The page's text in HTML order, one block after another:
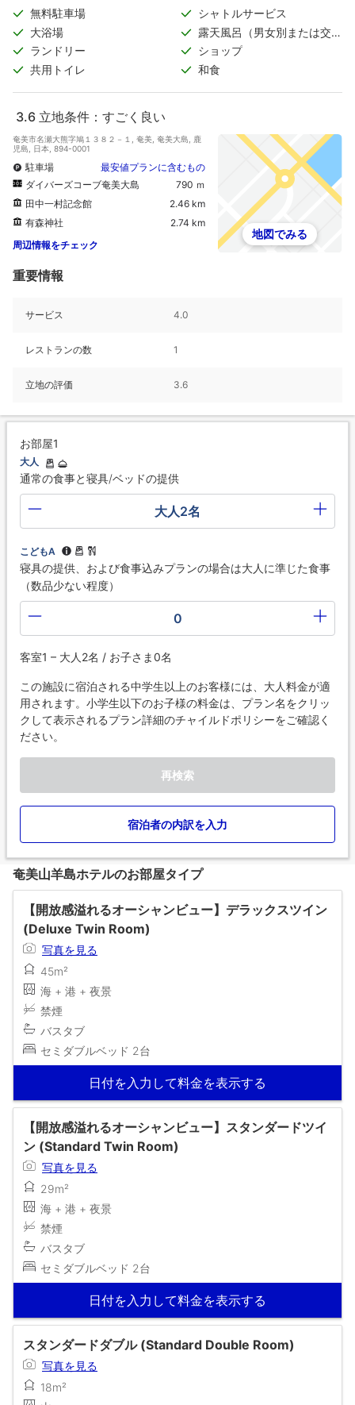
無料駐車場
シャトルサービス
大浴場
露天風呂（男女別または交代
制）
ランドリー
ショップ
共用トイレ
和食
3.6 立地条件：すごく良い
奄美市名瀬大熊字鳩１３８２－１, 奄美, 奄美大島, 鹿
児島, 日本, 894-0001
駐車場
最安値プランに含むもの
ダイバーズコーブ奄美大島
790 ｍ
田中一村記念館
2.46 km
有森神社
2.74 km
周辺情報をチェック
地図でみる
重要情報
サービス 4.0
レストランの数 1
立地の評価 3.6
お部屋1
大人
通常の食事と寝具/ベッドの提供
大人2名
こどもA
寝具の提供、および食事込みプランの場合は大人に準じた食事
（数品少ない程度）
0
客室1 – 大人2名 / お子さま0名
この施設に宿泊される中学生以上のお客様には、大人料金が適
用されます。小学生以下のお子様の料金は、プラン名をクリッ
クして表示されるプラン詳細のチャイルドポリシーをご確認く
ださい。
再検索
宿泊者の内訳を入力
奄美山羊島ホテルのお部屋タイプ
【開放感溢れるオーシャンビュー】デラックスツイン
(Deluxe Twin Room)
写真を見る
45m²
海 + 港 + 夜景
禁煙
バスタブ
セミダブルベッド 2台
日付を入力して料金を表示する
【開放感溢れるオーシャンビュー】スタンダードツイ
ン (Standard Twin Room)
写真を見る
29m²
海 + 港 + 夜景
禁煙
バスタブ
セミダブルベッド 2台
日付を入力して料金を表示する
スタンダードダブル (Standard Double Room)
写真を見る
18m²